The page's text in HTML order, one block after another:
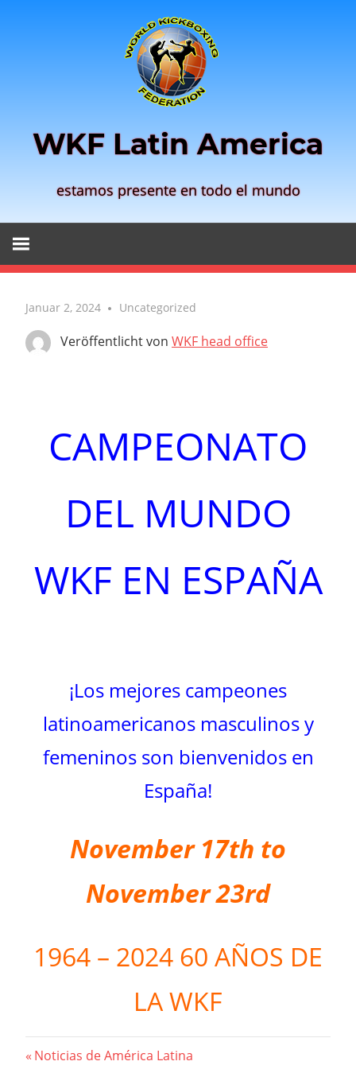
WKF Latin America
estamos presente en todo el mundo
Januar 2, 2024 Uncategorized
Veröffentlicht von WKF head office
CAMPEONATO
DEL MUNDO
WKF EN ESPAÑA
¡Los mejores campeones
latinoamericanos masculinos y
femeninos son bienvenidos en
España!
November 17th to
November 23rd
1964 – 2024 60 AÑOS DE
LA WKF
Beitragsnavigation
Vorheriger
Noticias de América Latina